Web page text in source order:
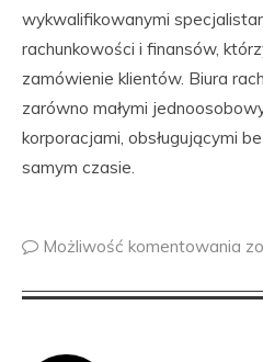
wykwalifikowanymi
rachunkowości i finansów,
zamówienie klientów. Biura
zarówno małymi
korporacjami, obsługującymi
samym czasie.
Możliwość komentowania